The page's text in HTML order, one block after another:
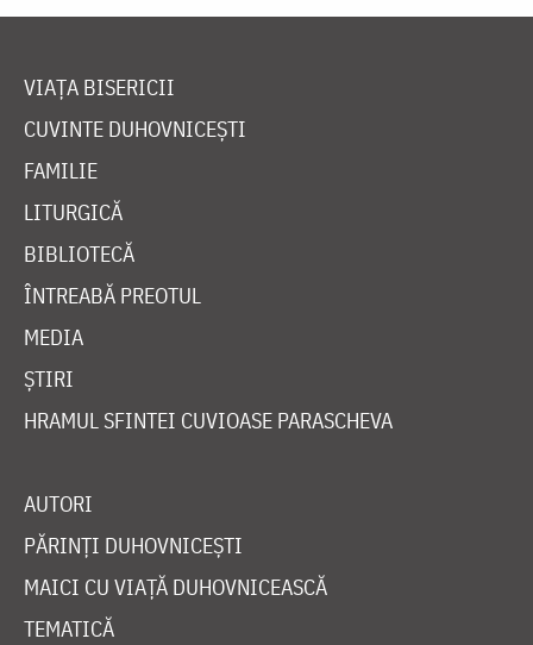
VIAȚA BISERICII
CUVINTE DUHOVNICEȘTI
FAMILIE
LITURGICĂ
BIBLIOTECĂ
ÎNTREABĂ PREOTUL
MEDIA
ȘTIRI
HRAMUL SFINTEI CUVIOASE PARASCHEVA
AUTORI
PĂRINȚI DUHOVNICEȘTI
MAICI CU VIAȚĂ DUHOVNICEASCĂ
TEMATICĂ